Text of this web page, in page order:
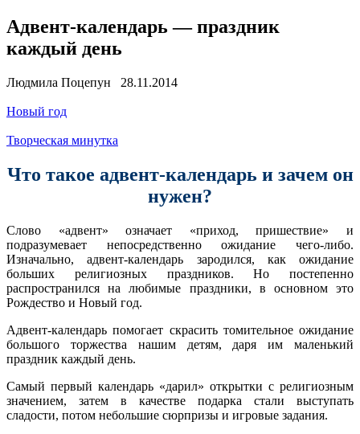
Адвент-календарь — праздник
каждый день
Людмила Поцепун 28.11.2014
Новый год
Творческая минутка
Что такое адвент-календарь и зачем он
нужен?
Слово «адвент» означает «приход, пришествие» и
подразумевает непосредственно ожидание чего-либо.
Изначально, адвент-календарь зародился, как ожидание
больших религиозных праздников. Но постепенно
распространился на любимые праздники, в основном это
Рождество и Новый год.
Адвент-календарь помогает скрасить томительное ожидание
большого торжества нашим детям, даря им маленький
праздник каждый день.
Самый первый календарь «дарил» открытки с религиозным
значением, затем в качестве подарка стали выступать
сладости, потом небольшие сюрпризы и игровые задания.